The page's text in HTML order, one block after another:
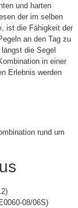
und harten
der im selben
ist die Fähigkeit der
an den Tag zu
die Segel
in einer
Erlebnis werden
rund um
08/06S)